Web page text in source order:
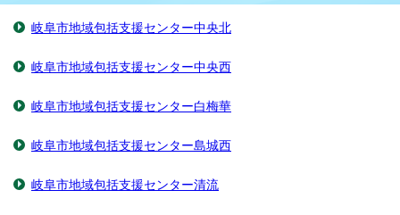
岐阜市地域包括支援センター中央北
岐阜市地域包括支援センター中央西
岐阜市地域包括支援センター白梅華
岐阜市地域包括支援センター島城西
岐阜市地域包括支援センター清流